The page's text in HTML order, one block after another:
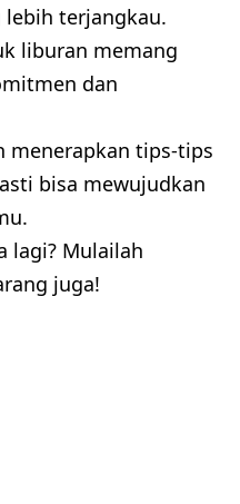
terjangkau.
liburan memang
dan
menerapkan tips-tips
bisa mewujudkan
lagi? Mulailah
juga!